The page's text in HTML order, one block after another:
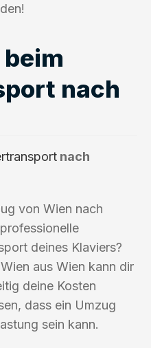
nach
nach
von Wien nach
deines Klaviers?
aus Wien kann dir
deine Kosten
dass ein Umzug
sein kann.